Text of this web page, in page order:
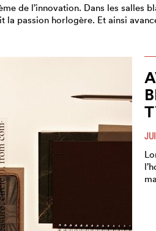
de l’innovation. Dans les salles
la passion horlogère. Et ainsi